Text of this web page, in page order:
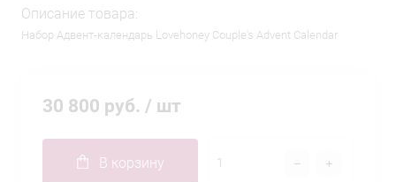
Описание товара:
Набор Адвент-календарь Lovehoney Couple's Advent Calendar
30 800 руб. / шт
В корзину